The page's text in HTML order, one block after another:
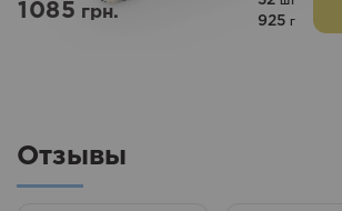
1085грн. 925 г
Отзывы